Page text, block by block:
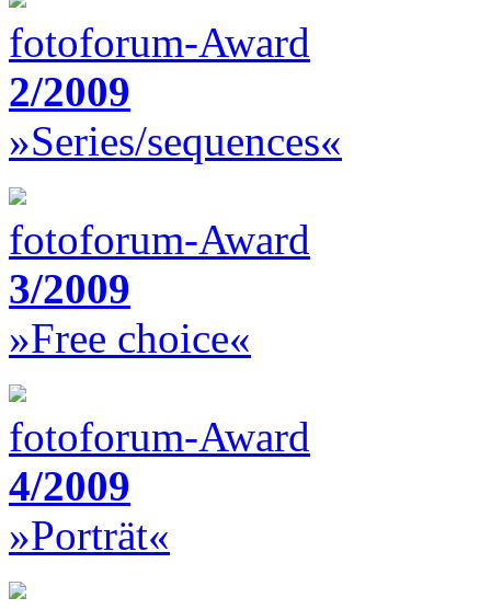
fotoforum-Award
2/2009
»Series/sequences«
fotoforum-Award
3/2009
»Free choice«
fotoforum-Award
4/2009
»Porträt«